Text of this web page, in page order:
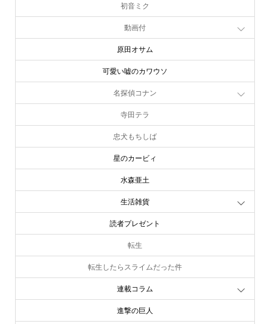
初音ミク
動画付
原田オサム
可愛い嘘のカワウソ
名探偵コナン
寺田テラ
忠犬もちしば
星のカービィ
水森亜土
生活雑貨
読者プレゼント
転生
転生したらスライムだった件
連載コラム
進撃の巨人